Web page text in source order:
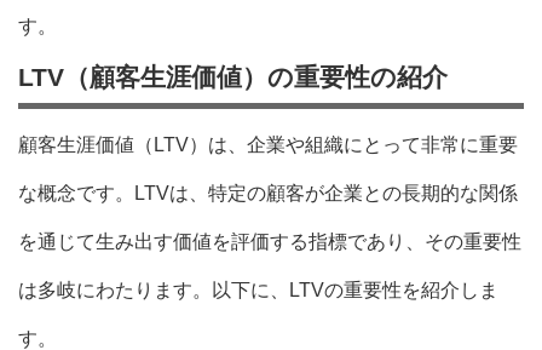
す。
LTV（顧客生涯価値）の重要性の紹介
顧客生涯価値（LTV）は、企業や組織にとって非常に重要
な概念です。LTVは、特定の顧客が企業との長期的な関係
を通じて生み出す価値を評価する指標であり、その重要性
は多岐にわたります。以下に、LTVの重要性を紹介しま
す。